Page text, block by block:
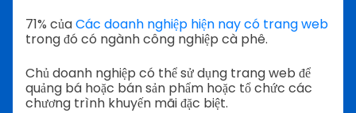
71% củaCác doanh nghiệp hiện nay có trang web
trong đó có ngành công nghiệp cà phê.
Chủ doanh nghiệp có thể sử dụng trang web để
quảng bá hoặc bán sản phẩm hoặc tổ chức các
chương trình khuyến mãi đặc biệt.